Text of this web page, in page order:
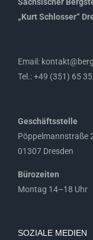
„Kurt Schlosser“
Email:
Tel.: +49 (351) 65
Geschäftsstelle
Pöppelmannstraße
01307 Dresden
Bürozeiten
Montag 14–18 Uhr
SOZIALE MEDIEN